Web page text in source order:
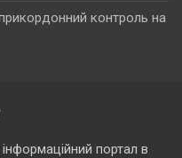
контроль на
портал в